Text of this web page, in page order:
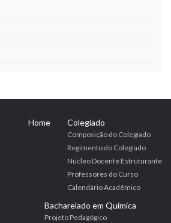
Home Colegiado
Composição do Colegiado
Regimento do Colegiado
Núcleo Docente Estruturante
Professores do Curso
Calendário Acadêmico
Bacharelado em Química
Projeto Pedagógico